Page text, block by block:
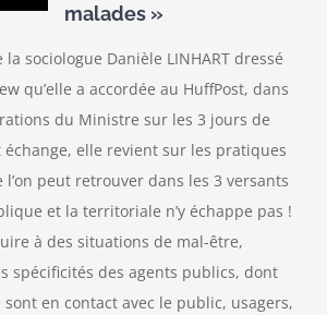
malades »
la sociologue Danièle LINHART dressé
qu’elle a accordée au HuffPost, dans
du Ministre sur les 3 jours de
échange, elle revient sur les pratiques
peut retrouver dans les 3 versants
et la territoriale n’y échappe pas !
à des situations de mal-être,
spécificités des agents publics, dont
en contact avec le public, usagers,